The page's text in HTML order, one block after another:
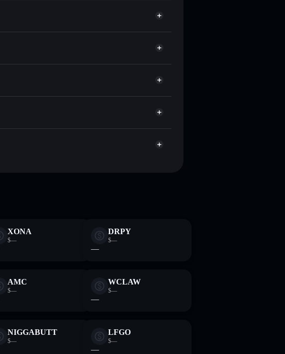
migliaia di altri token Solana al prezzo
nel tempo
i wallet usando l’Aggregatore di
SIMD
custodial Solflare
XONA
$—
DRPY
$—
—
AMC
$—
WCLAW
$—
—
NIGGABUTT
$—
LFGO
$—
—